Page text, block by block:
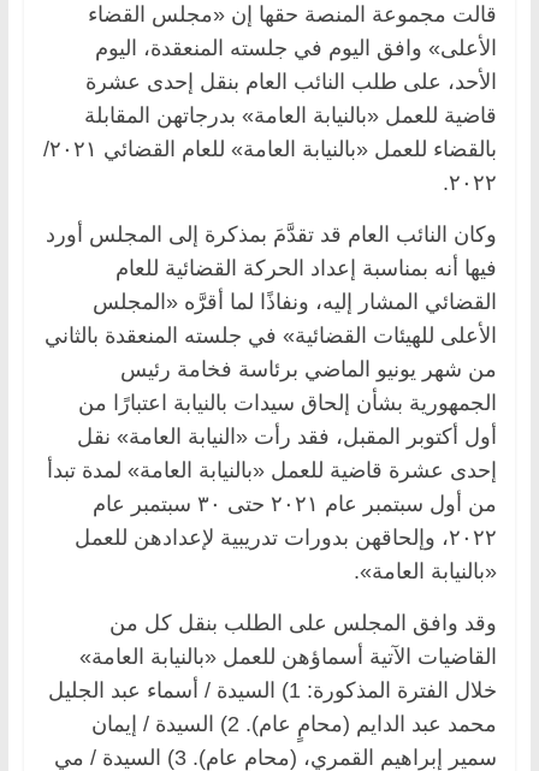
قالت مجموعة المنصة حقها إن «مجلس القضاء
الأعلى» وافق اليوم في جلسته المنعقدة، اليوم
الأحد، على طلب النائب العام بنقل إحدى عشرة
قاضية للعمل «بالنيابة العامة» بدرجاتهن المقابلة
بالقضاء للعمل «بالنيابة العامة» للعام القضائي ٢٠٢١/
٢٠٢٢.
وكان النائب العام قد تقدَّمَ بمذكرة إلى المجلس أورد
فيها أنه بمناسبة إعداد الحركة القضائية للعام
القضائي المشار إليه، ونفاذًا لما أقرَّه «المجلس
الأعلى للهيئات القضائية» في جلسته المنعقدة بالثاني
من شهر يونيو الماضي برئاسة فخامة رئيس
الجمهورية بشأن إلحاق سيدات بالنيابة اعتبارًا من
أول أكتوبر المقبل، فقد رأت «النيابة العامة» نقل
إحدى عشرة قاضية للعمل «بالنيابة العامة» لمدة تبدأ
من أول سبتمبر عام ٢٠٢١ حتى ٣٠ سبتمبر عام
٢٠٢٢، وإلحاقهن بدورات تدريبية لإعدادهن للعمل
«بالنيابة العامة».
وقد وافق المجلس على الطلب بنقل كل من
القاضيات الآتية أسماؤهن للعمل «بالنيابة العامة»
خلال الفترة المذكورة: 1) السيدة / أسماء عبد الجليل
محمد عبد الدايم (محامٍ عام). 2) السيدة / إيمان
سمير إبراهيم القمري، (محامٍ عام). 3) السيدة / مي